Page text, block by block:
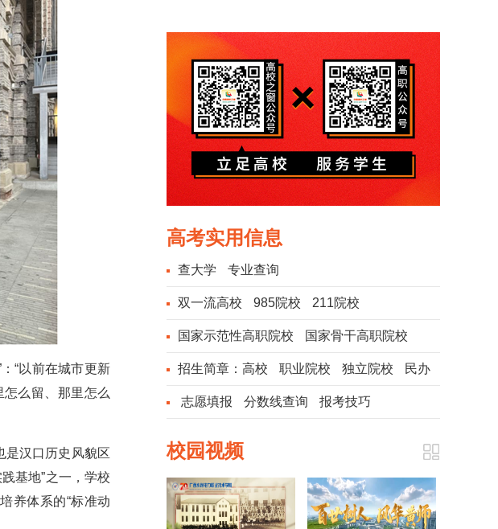
“以前在城市更新
么留、那里怎么
是汉口历史风貌区
基地”之一，学校
养体系的“标准动
高考实用信息
查大学 专业查询
双一流高校 985院校 211院校
国家示范性高职院校 国家骨干高职院校
招生简章： 高校 职业院校 独立院校 民办
院校志愿填报 分数线查询 报考技巧
校园视频